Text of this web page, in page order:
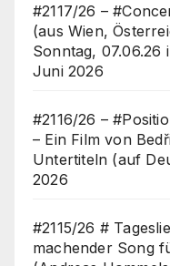
#2117/26 –
(aus Wien,
Sonntag, 07.06.26
Juni 2026
#2116/26 –
– Ein Film von
Untertiteln (auf
2026
#2115/26 #
machender Song